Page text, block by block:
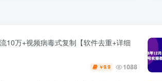
10万+视频病毒式复制【软件去重+详细
￥9.9 1088